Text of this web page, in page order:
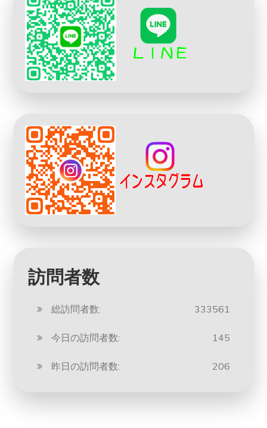
訪問者数
333561
総訪問者数:
145
今日の訪問者数:
206
昨日の訪問者数: